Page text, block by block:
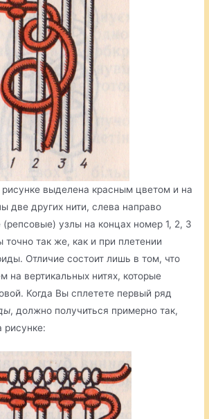
рисунке выделена красным цветом и на
две других нити, слева направо
узлы на концах номер 1, 2, 3
точно так же, как и при плетении
Отличие состоит лишь в том, что
на вертикальных нитях, которые
Когда Вы сплетете первый ряд
, должно получиться примерно так,
рисунке: